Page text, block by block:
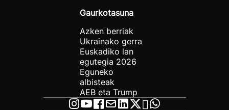
Gaurkotasuna
Azken berriak
Ukrainako gerra
Euskadiko lan
egutegia 2026
Eguneko
albisteak
AEB eta Trump